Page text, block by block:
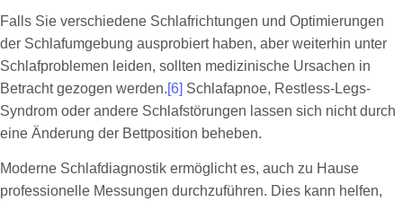
Falls Sie verschiedene Schlafrichtungen und Optimierungen
der Schlafumgebung ausprobiert haben, aber weiterhin unter
Schlafproblemen leiden, sollten medizinische Ursachen in
Betracht gezogen werden.[6] Schlafapnoe, Restless-Legs-
Syndrom oder andere Schlafstörungen lassen sich nicht durch
eine Änderung der Bettposition beheben.
Moderne Schlafdiagnostik ermöglicht es, auch zu Hause
professionelle Messungen durchzuführen. Dies kann helfen,